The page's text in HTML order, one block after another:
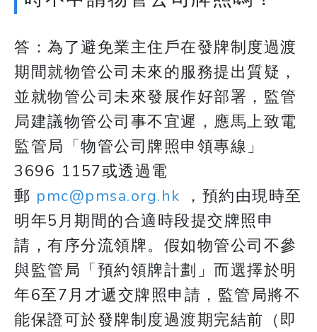
答：為了避免業主住戶在發牌制度過渡
期間就物管公司未來的服務提出質疑，
並就物管公司未來發展作好部署，監管
局建議物管公司事不宜遲，應馬上致電
監管局「物管公司牌照申領專線」
3696 1157或透過電
郵 pmc@pmsa.org.hk ，預約由現時至
明年5月期間的合適時段提交牌照申
請，有序分流領牌。假如物管公司不參
與監管局「預約領牌計劃」而選擇於明
年6至7月才遞交牌照申請，監管局將不
能保證可於發牌制度過渡期完結前（即